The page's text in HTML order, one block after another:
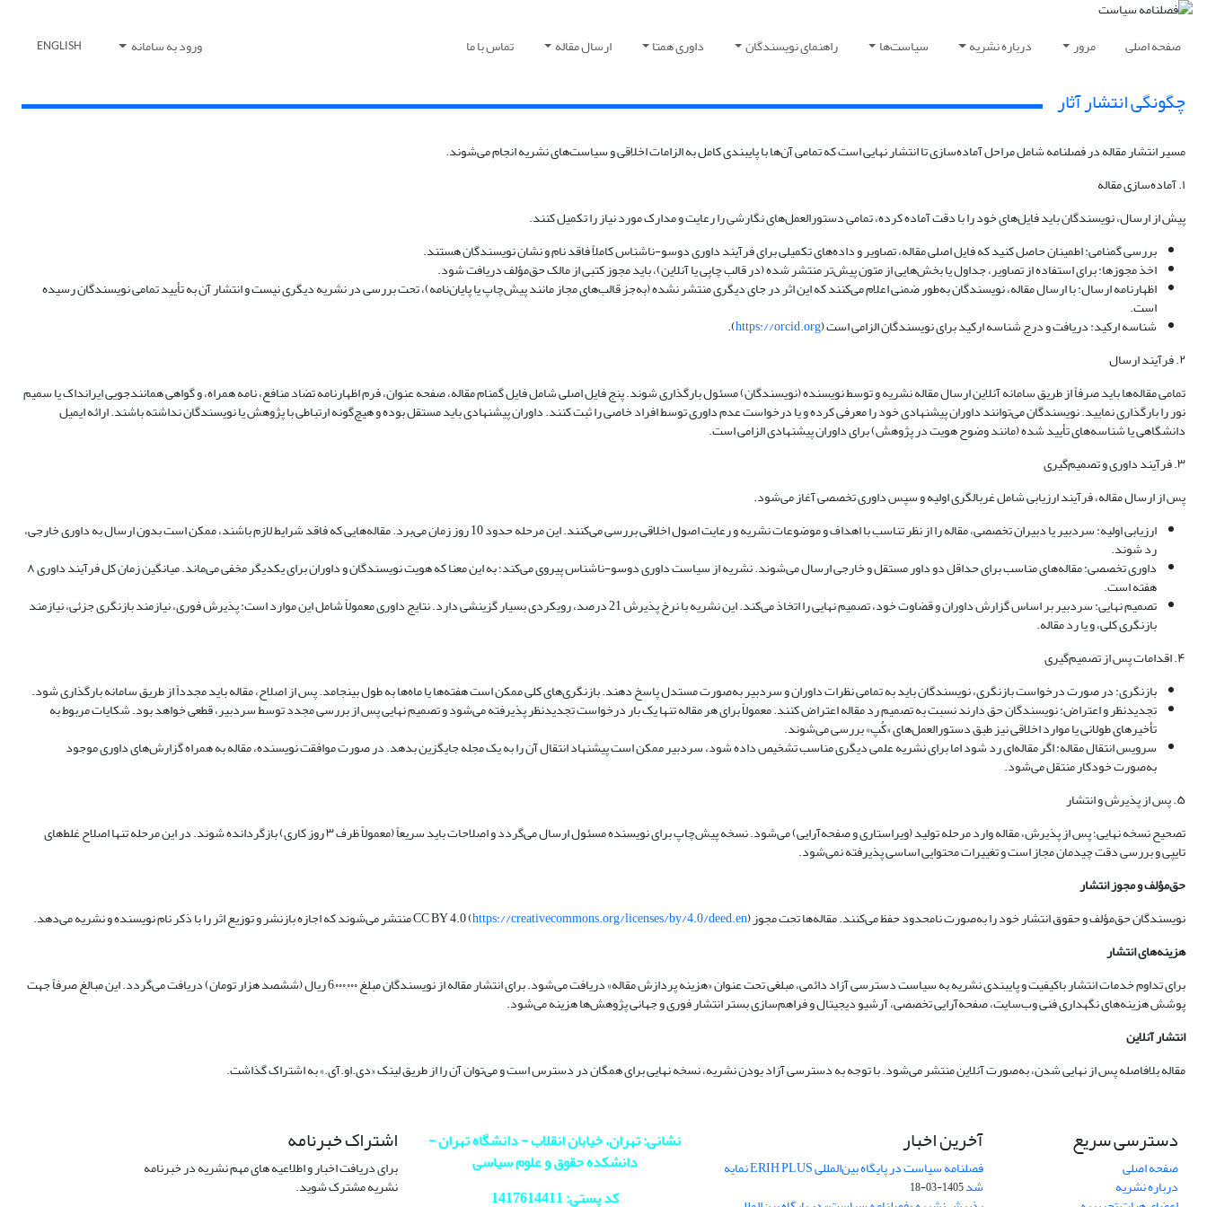
صفحه اصلی مرور درباره نشریه سیاست‌ها راهنمای نویسندگان داوری همتا ارسال مقاله تماس با ما ورود به سامانه ENGLISH
چگونگی انتشار آثار
مسیر انتشار مقاله در فصلنامه شامل مراحل آماده‌سازی تا انتشار نهایی است که تمامی آن‌ها با پایبندی کامل به الزامات اخلاقی و سیاست‌های نشریه انجام می‌شوند.
۱. آماده‌سازی مقاله
پیش از ارسال، نویسندگان باید فایل‌های خود را با دقت آماده کرده، تمامی دستورالعمل‌های نگارشی را رعایت و مدارک مورد نیاز را تکمیل کنند.
بررسی گمنامی: اطمینان حاصل کنید که فایل اصلی مقاله، تصاویر و داده‌های تکمیلی برای فرآیند داوری دوسو-ناشناس کاملاً فاقد نام و نشان نویسندگان هستند.
اخذ مجوزها: برای استفاده از تصاویر، جداول یا بخش‌هایی از متون پیش‌تر منتشر شده (در قالب چاپی یا آنلاین)، باید مجوز کتبی از مالک حق‌مؤلف دریافت شود.
اظهارنامه ارسال: با ارسال مقاله، نویسندگان به‌طور ضمنی اعلام می‌کنند که این اثر در جای دیگری منتشر نشده (به‌جز قالب‌های مجاز مانند پیش‌چاپ یا پایان‌نامه)، تحت بررسی در نشریه دیگری نیست و انتشار آن به تأیید تمامی نویسندگان رسیده
است.
شناسه ارکید: دریافت و درج شناسه ارکید برای نویسندگان الزامی است (https://orcid.org
).
۲. فرآیند ارسال
تمامی مقاله‌ها باید صرفاً از طریق سامانه آنلاین ارسال مقاله نشریه و توسط نویسنده (نویسندگان) مسئول بارگذاری شوند. پنج فایل اصلی شامل فایل گمنام مقاله، صفحه عنوان، فرم اظهارنامه تضاد منافع، نامه همراه، و گواهی همانندجویی ایرانداک یا سمیم
نور را بارگذاری نمایید. نویسندگان می‌توانند داوران پیشنهادی خود را معرفی کرده و یا درخواست عدم داوری توسط افراد خاصی را ثبت کنند. داوران پیشنهادی باید مستقل بوده و هیچ‌گونه ارتباطی با پژوهش یا نویسندگان نداشته باشند. ارائه ایمیل
دانشگاهی یا شناسه‌های تأیید شده (مانند وضوح هویت در پژوهش) برای داوران پیشنهادی الزامی است.
۳. فرآیند داوری و تصمیم‌گیری
پس از ارسال مقاله، فرآیند ارزیابی شامل غربالگری اولیه و سپس داوری تخصصی آغاز می‌شود.
ارزیابی اولیه: سردبیر یا دبیران تخصصی، مقاله را از نظر تناسب با اهداف و موضوعات نشریه و رعایت اصول اخلاقی بررسی می‌کنند. این مرحله حدود 10 روز زمان می‌برد. مقاله‌هایی که فاقد شرایط لازم باشند، ممکن است بدون ارسال به داوری خارجی،
رد شوند.
داوری تخصصی: مقاله‌های مناسب برای حداقل دو داور مستقل و خارجی ارسال می‌شوند. نشریه از سیاست داوری دوسو-ناشناس پیروی می‌کند؛ به این معنا که هویت نویسندگان و داوران برای یکدیگر مخفی می‌ماند. میانگین زمان کل فرآیند داوری ۸
هفته است.
تصمیم نهایی: سردبیر بر اساس گزارش داوران و قضاوت خود، تصمیم نهایی را اتخاذ می‌کند. این نشریه با نرخ پذیرش 21 درصد، رویکردی بسیار گزینشی دارد. نتایج داوری معمولاً شامل این موارد است: پذیرش فوری، نیازمند بازنگری جزئی، نیازمند
بازنگری کلی، و یا رد مقاله.
۴. اقدامات پس از تصمیم‌گیری
بازنگری: در صورت درخواست بازنگری، نویسندگان باید به تمامی نظرات داوران و سردبیر به‌صورت مستدل پاسخ دهند. بازنگری‌های کلی ممکن است هفته‌ها یا ماه‌ها به طول بینجامد. پس از اصلاح، مقاله باید مجدداً از طریق سامانه بارگذاری شود.
تجدیدنظر و اعتراض: نویسندگان حق دارند نسبت به تصمیم رد مقاله اعتراض کنند. معمولاً برای هر مقاله تنها یک بار درخواست تجدیدنظر پذیرفته می‌شود و تصمیم نهایی پس از بررسی مجدد توسط سردبیر، قطعی خواهد بود. شکایات مربوط به
تأخیرهای طولانی یا موارد اخلاقی نیز طبق دستورالعمل‌های «کُپ» بررسی می‌شوند.
سرویس انتقال مقاله: اگر مقاله‌ای رد شود اما برای نشریه علمی دیگری مناسب تشخیص داده شود، سردبیر ممکن است پیشنهاد انتقال آن را به یک مجله جایگزین بدهد. در صورت موافقت نویسنده، مقاله به همراه گزارش‌های داوری موجود
به‌صورت خودکار منتقل می‌شود.
۵. پس از پذیرش و انتشار
تصحیح نسخه نهایی؛ پس از پذیرش، مقاله وارد مرحله تولید (ویراستاری و صفحه‌آرایی) می‌شود. نسخه پیش‌چاپ برای نویسنده مسئول ارسال می‌گردد و اصلاحات باید سریعاً (معمولاً ظرف ۳ روز کاری) بازگردانده شوند. در این مرحله تنها اصلاح غلط‌های
تایپی و بررسی دقت چیدمان مجاز است و تغییرات محتوایی اساسی پذیرفته نمی‌شود.
حق‌مؤلف و مجوز انتشار
نویسندگان حق‌مؤلف و حقوق انتشار خود را به‌صورت نامحدود حفظ می‌کنند. مقاله‌ها تحت مجوز CC BY 4.0 ( https://creativecommons.org/licenses/by/4.0/deed.en) منتشر می‌شوند که اجازه بازنشر و توزیع اثر را با ذکر نام نویسنده و نشریه می‌دهد.
هزینه‌های انتشار
برای تداوم خدمات انتشار باکیفیت و پایبندی نشریه به سیاست دسترسی آزاد دائمی، مبلغی تحت عنوان «هزینه پردازش مقاله» دریافت می‌شود. برای انتشار مقاله از نویسندگان مبلغ 6,۰۰۰,۰۰۰ ریال (ششصد هزار تومان) دریافت می‌گردد. این مبالغ صرفاً جهت
پوشش هزینه‌های نگهداری فنی وب‌سایت، صفحه‌آرایی تخصصی، آرشیو دیجیتال و فراهم‌سازی بستر انتشار فوری و جهانی پژوهش‌ها هزینه می‌شود.
انتشار آنلاین
مقاله بلافاصله پس از نهایی شدن، به‌صورت آنلاین منتشر می‌شود. با توجه به دسترسی آزاد بودن نشریه، نسخه نهایی برای همگان در دسترس است و می‌توان آن را از طریق لینک «دی.او.آی.» به اشتراک گذاشت.
دسترسی سریع
صفحه اصلی
درباره نشریه
آخرین اخبار
فصلنامه سیاست در پایگاه بین‌المللی ERIH PLUS نمایه
شد1405-03-18
نشانی: تهران، خیابان انقلاب - دانشگاه تهران -
دانشکده حقوق و علوم سیاسی
کد پستی: 1417614411
اشتراک خبرنامه
برای دریافت اخبار و اطلاعیه های مهم نشریه در خبرنامه
نشریه مشترک شوید.